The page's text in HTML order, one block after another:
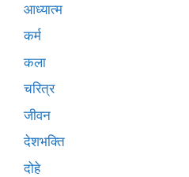
आध्यात्म
कर्म
कला
चरित्र
जीवन
देशभक्ति
दोहे